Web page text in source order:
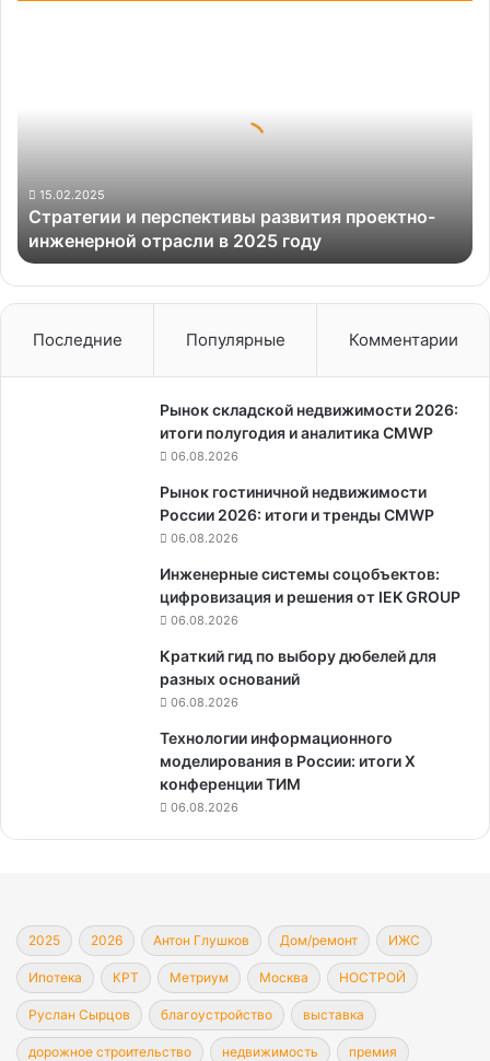
2025
году
15.02.2025
Стратегии и перспективы развития проектно-
инженерной отрасли в 2025 году
Последние Популярные Комментарии
Рынок складской недвижимости 2026:
итоги полугодия и аналитика CMWP
06.08.2026
Рынок гостиничной недвижимости
России 2026: итоги и тренды CMWP
06.08.2026
Инженерные системы соцобъектов:
цифровизация и решения от IEK GROUP
06.08.2026
Краткий гид по выбору дюбелей для
разных оснований
06.08.2026
Технологии информационного
моделирования в России: итоги X
конференции ТИМ
06.08.2026
2025 2026 Антон Глушков Дом/ремонт ИЖС
Ипотека КРТ Метриум Москва НОСТРОЙ
Руслан Сырцов благоустройство выставка
дорожное строительство недвижимость премия